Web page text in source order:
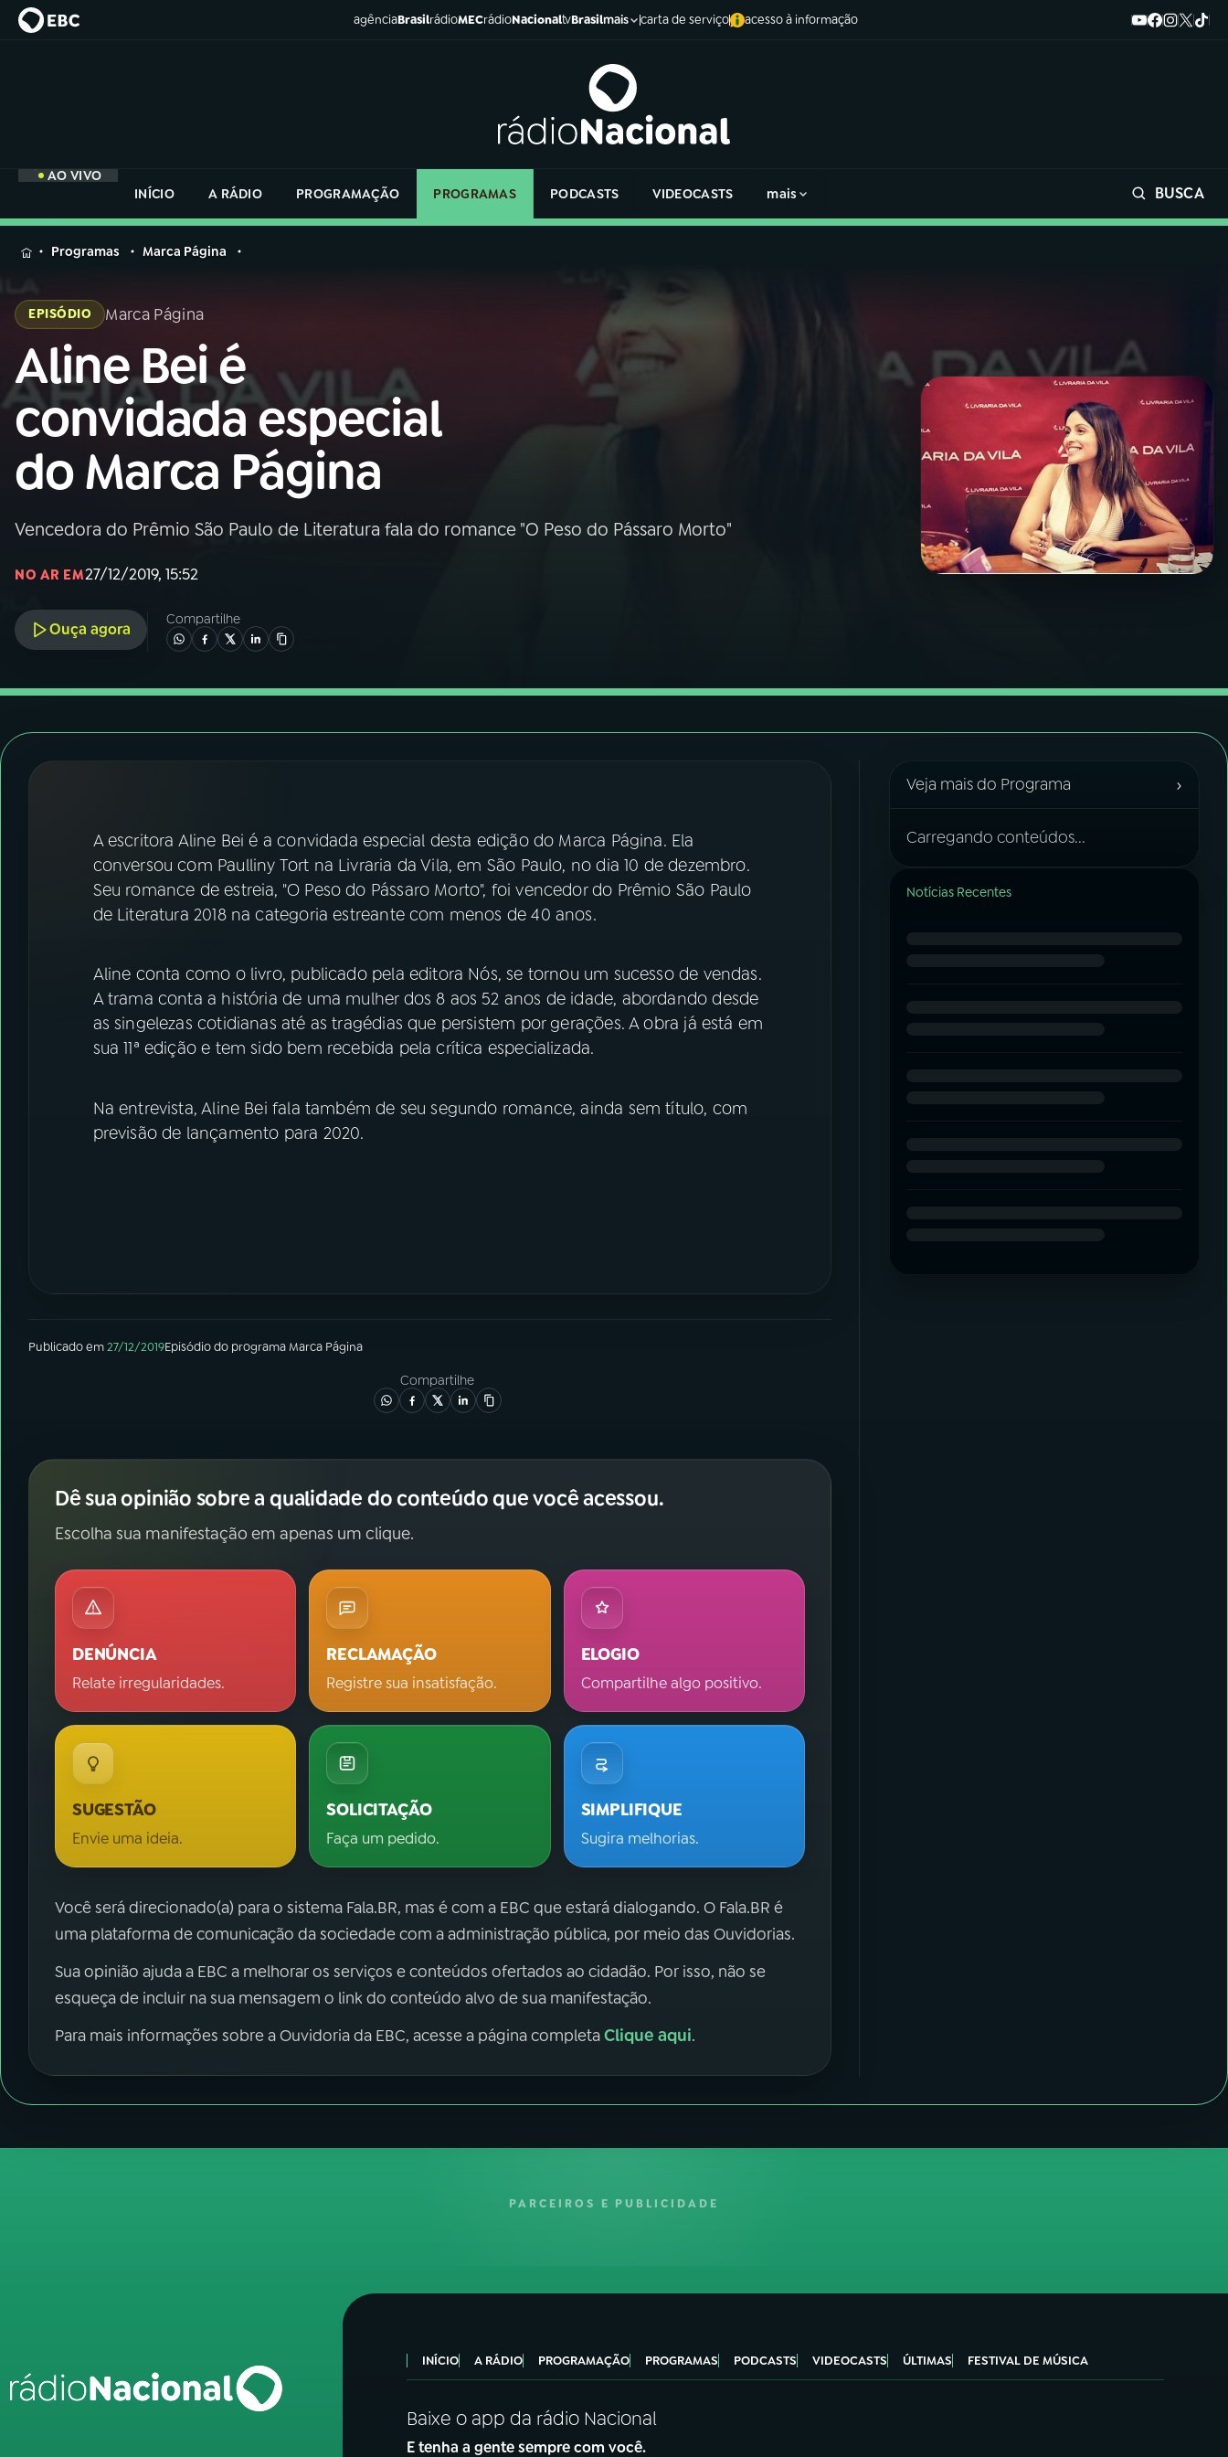
agênciaBrasilrádioMECrádioNacionaltvBrasilmais carta de serviço acesso à informação
AO VIVO
INÍCIO
A RÁDIO PROGRAMAÇÃO PROGRAMAS PODCASTS VIDEOCASTS mais BUSCA
MENU
Buscar
na
Rádio
Nacional
AO VIVO
01 INÍCIO
A RÁDIO
03PROGRAMAÇÃO
PROGRAMAS
FESTIVAL DE MÚSICA
YouTube Facebook
Instagram X
na
Rádio
Nacional
Programas Marca Página
EPISÓDIO Marca Página
Aline Bei é
convidada especial
do Marca Página
Vencedora do Prêmio São Paulo de Literatura fala do romance "O Peso do Pássaro Morto"
NO AR EM27/12/2019, 15:52
Ouça agora
Compartilhe
A escritora Aline Bei é a convidada especial desta edição do Marca Página. Ela
conversou com Paulliny Tort na Livraria da Vila, em São Paulo, no dia 10 de dezembro.
Seu romance de estreia, "O Peso do Pássaro Morto", foi vencedor do Prêmio São Paulo
de Literatura 2018 na categoria estreante com menos de 40 anos.
Aline conta como o livro, publicado pela editora Nós, se tornou um sucesso de vendas.
A trama conta a história de uma mulher dos 8 aos 52 anos de idade, abordando desde
as singelezas cotidianas até as tragédias que persistem por gerações. A obra já está em
sua 11ª edição e tem sido bem recebida pela crítica especializada.
Na entrevista, Aline Bei fala também de seu segundo romance, ainda sem título, com
previsão de lançamento para 2020.
Publicado em27/12/2019Episódiodo programa Marca Página
Compartilhe
Dê sua opinião sobre a qualidade do conteúdo que você acessou.
Escolha sua manifestação em apenas um clique.
DENÚNCIA
Relate irregularidades.
RECLAMAÇÃO
Registre sua insatisfação.
ELOGIO
Compartilhe algo positivo.
SUGESTÃO
Envie uma ideia.
SOLICITAÇÃO
Faça um pedido.
SIMPLIFIQUE
Sugira melhorias.
Você será direcionado(a) para o sistema Fala.BR, mas é com a EBC que estará dialogando. O Fala.BR é
uma plataforma de comunicação da sociedade com a administração pública, por meio das Ouvidorias.
Sua opinião ajuda a EBC a melhorar os serviços e conteúdos ofertados ao cidadão. Por isso, não se
esqueça de incluir na sua mensagem o link do conteúdo alvo de sua manifestação.
Para mais informações sobre a Ouvidoria da EBC, acesse a página completaClique aqui.
Veja mais do Programa ›
Carregando conteúdos...
Notícias Recentes
PARCEIROS E PUBLICIDADE
INÍCIO A RÁDIO PROGRAMAÇÃO PROGRAMAS PODCASTS VIDEOCASTS ÚLTIMAS FESTIVAL DE MÚSICA
Baixe o app da rádio Nacional
E tenha a gente sempre com você.